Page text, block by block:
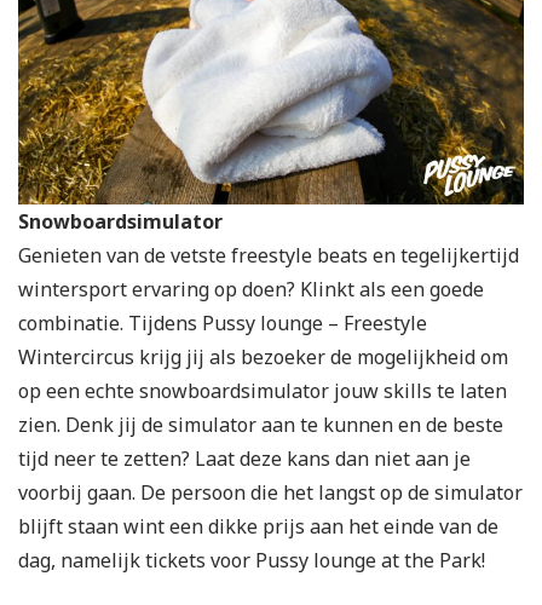
Snowboardsimulator
Genieten van de vetste freestyle beats en tegelijkertijd
wintersport ervaring op doen? Klinkt als een goede
combinatie. Tijdens Pussy lounge – Freestyle
Wintercircus krijg jij als bezoeker de mogelijkheid om
op een echte snowboardsimulator jouw skills te laten
zien. Denk jij de simulator aan te kunnen en de beste
tijd neer te zetten? Laat deze kans dan niet aan je
voorbij gaan. De persoon die het langst op de simulator
blijft staan wint een dikke prijs aan het einde van de
dag, namelijk tickets voor Pussy lounge at the Park!